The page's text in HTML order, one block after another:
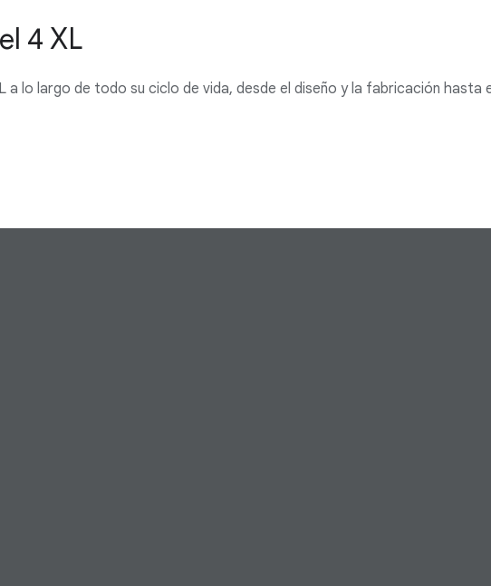
4 XL
lo largo de todo su ciclo de vida, desde el diseño y la fabricación hasta